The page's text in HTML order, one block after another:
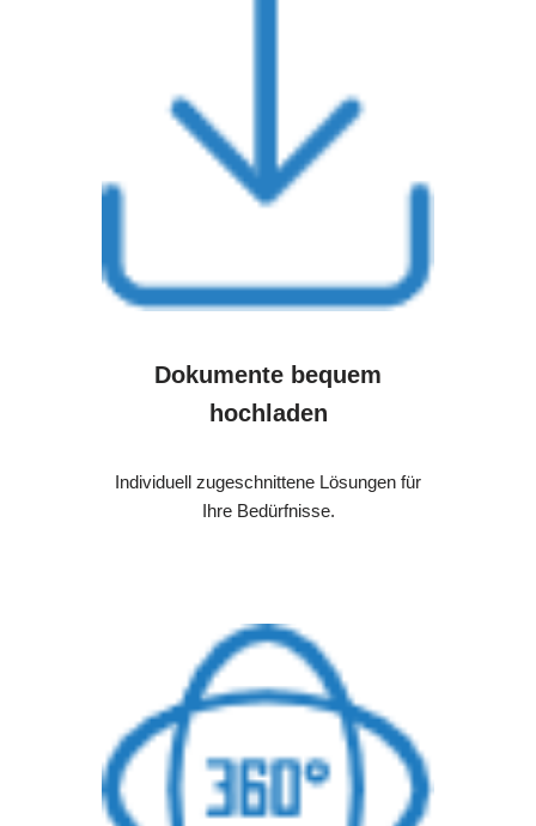
Dokumente bequem
hochladen
Individuell zugeschnittene Lösungen für
Ihre Bedürfnisse.